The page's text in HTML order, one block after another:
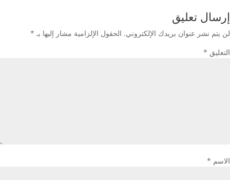
إرسال تعليق
لن يتم نشر عنوان بريدك الإلكتروني. الحقول الإلزامية مشار إليها بـ *
التعليق *
الاسم *